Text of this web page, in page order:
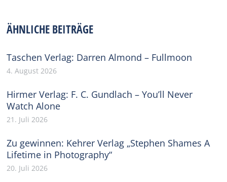
ÄHNLICHE BEITRÄGE
Taschen Verlag: Darren Almond – Fullmoon
4. August 2026
Hirmer Verlag: F. C. Gundlach – You’ll Never
Watch Alone
21. Juli 2026
Zu gewinnen: Kehrer Verlag „Stephen Shames A
Lifetime in Photography“
20. Juli 2026